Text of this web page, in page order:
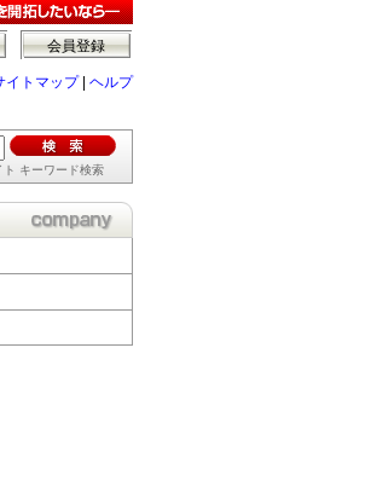
会員登録
イトマップ| ヘルプ
キーワード検索